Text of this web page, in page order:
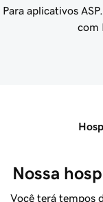
Para aplicativos
com
Nossa
Você terá tempos